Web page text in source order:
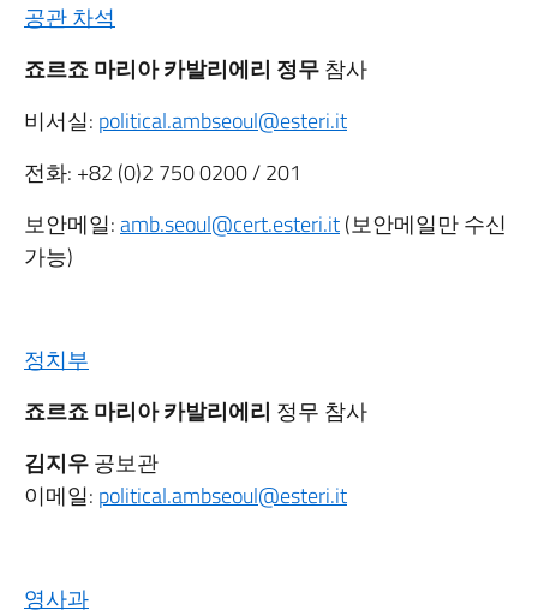
공관 차석
죠르죠 마리아 카발리에리 정무참사
비서실: political.ambseoul@esteri.it
전화: +82 (0)2 750 0200 / 201
보안메일:amb.seoul@cert.esteri.it(보안메일만 수신
가능)
정치부
죠르죠 마리아 카발리에리 정무 참사
김지우공보관
이메일: political.ambseoul@esteri.it
영사과